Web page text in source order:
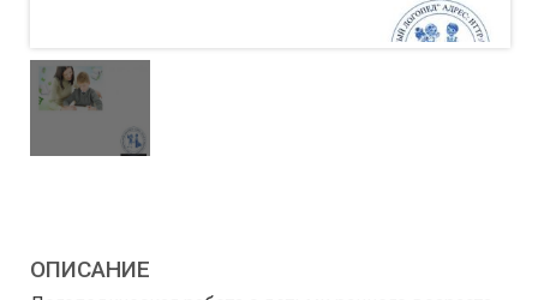
ОПИСАНИЕ